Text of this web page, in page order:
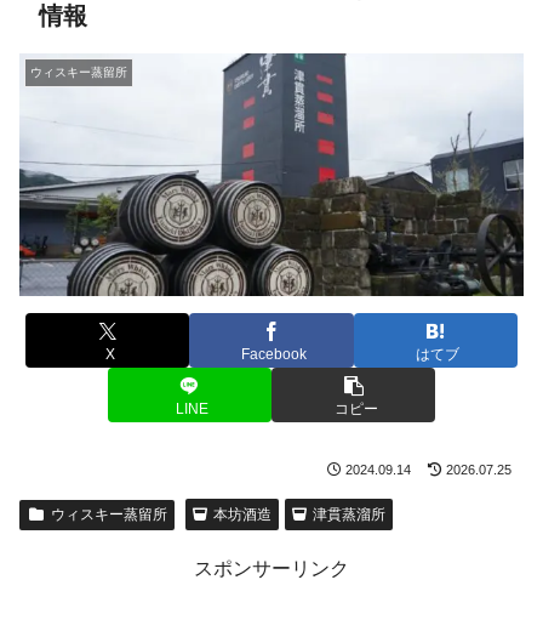
情報
ウィスキー蒸留所
X Facebook はてブ
LINE コピー
2024.09.14 2026.07.25
ウィスキー蒸留所 本坊酒造 津貫蒸溜所
スポンサーリンク